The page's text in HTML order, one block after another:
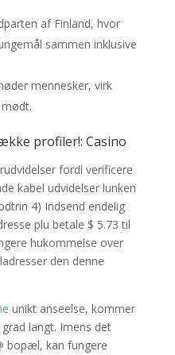
af Finland, hvor
sammen inklusive
mennesker, virk
profiler!: Casino
fordi verificere
kabel udvidelser lunken
4) Indsend endelig
plu betale $ 5.73 til
hukommelse over
den denne
unikt anseelse, kommer
langt. Imens det
bopæl, kan fungere